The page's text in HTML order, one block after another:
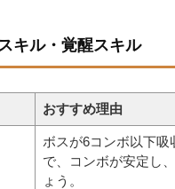
キル・覚醒スキル
おすすめ理由
ボスが6コンボ以下吸
で、コンボが安定し
ょう。